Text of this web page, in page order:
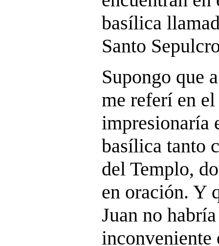
basílica
Santo
Supongo que
me referí en
impresionaría
basílica tanto
del Templo,
en oración. Y
Juan no
inconveniente